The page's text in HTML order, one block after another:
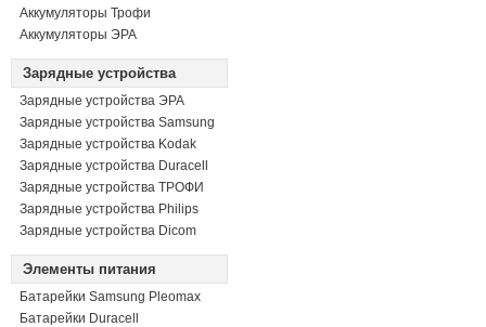
Аккумуляторы Трофи
Аккумуляторы ЭРА
Зарядные устройства
Зарядные устройства ЭРА
Зарядные устройства Samsung
Зарядные устройства Kodak
Зарядные устройства Duracell
Зарядные устройства ТРОФИ
Зарядные устройства Philips
Зарядные устройства Dicom
Элементы питания
Батарейки Samsung Pleomax
Батарейки Duracell